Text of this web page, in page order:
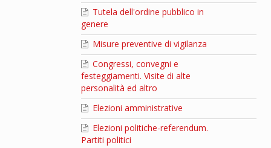
Tutela dell'ordine pubblico in
genere
Misure preventive di vigilanza
Congressi, convegni e
festeggiamenti. Visite di alte
personalità ed altro
Elezioni amministrative
Elezioni politiche-referendum.
Partiti politici